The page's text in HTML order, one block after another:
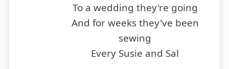
To a wedding they're going
And for weeks they've been
sewing
Every Susie and Sal